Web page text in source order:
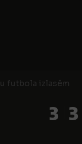
futbola izlasēm
3 3